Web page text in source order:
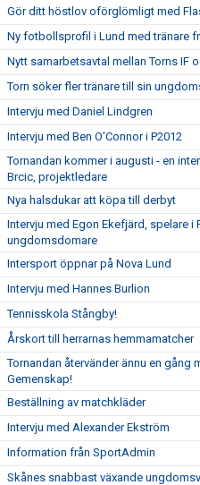
Gör ditt höstlov oförglömligt med
Ny fotbollsprofil i Lund med tränare
Nytt samarbetsavtal mellan Torns IF
Torn söker fler tränare till sin
Intervju med Daniel Lindgren
Intervju med Ben O'Connor i P2012
Tornandan kommer i augusti - en
Brcic, projektledare
Nya halsdukar att köpa till derbyt
Intervju med Egon Ekefjärd, spelare i
ungdomsdomare
Intersport öppnar på Nova Lund
Intervju med Hannes Burlion
Tennisskola Stångby!
Årskort till herrarnas hemmamatcher
Tornandan återvänder ännu en gång
Gemenskap!
Beställning av matchkläder
Intervju med Alexander Ekström
Information från SportAdmin
Skånes snabbast växande